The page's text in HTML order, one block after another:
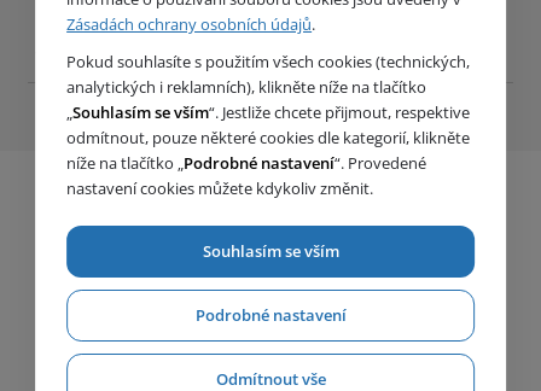
Zásadách ochrany osobních údajů.
Pokud souhlasíte s použitím všech cookies (technických,
analytických i reklamních), klikněte níže na tlačítko
„Souhlasím se vším“. Jestliže chcete přijmout, respektive
odmítnout, pouze některé cookies dle kategorií, klikněte
níže na tlačítko „Podrobné nastavení“. Provedené
nastavení cookies můžete kdykoliv změnit.
Souhlasím se vším
Podrobné nastavení
Odmítnout vše